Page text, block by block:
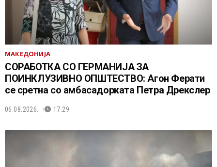
МАКЕДОНИЈА
СОРАБОТКА СО ГЕРМАНИЈА ЗА
ПОИНКЛУЗИВНО ОПШТЕСТВО: Агон Ферати
се сретна со амбасадорката Петра Дрекслер
06.08.2026. 17:29